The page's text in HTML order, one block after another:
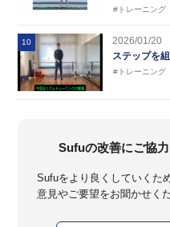
#トレーニング
10
2026/01/20
ステップを
#トレーニング
Sufuの改善にご協
Sufuをより良くしていくた
意見やご要望をお聞かせくだ